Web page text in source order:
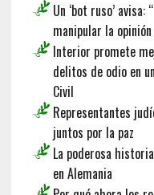
Un ‘bot ruso’
manipular la
Interior promete
delitos de odio en
Civil
Representantes
juntos por la paz
La poderosa
en Alemania